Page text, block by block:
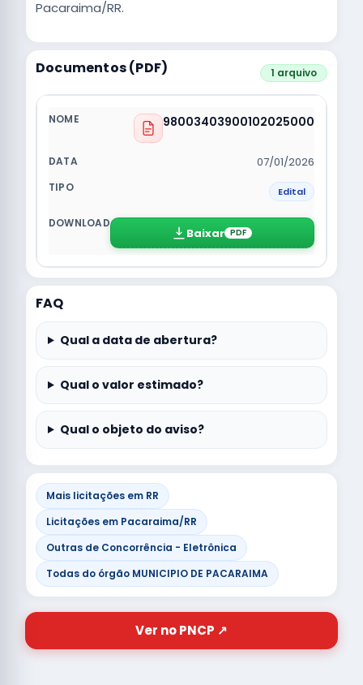
Pacaraima/RR.
Documentos (PDF) 1 arquivo
98003403900102025000
07/01/2026
Edital
Baixar PDF
FAQ
Qual a data de abertura?
Qual o valor estimado?
Qual o objeto do aviso?
Mais licitações em RR
Licitações em Pacaraima/RR
Outras de Concorrência - Eletrônica
Todas do órgão MUNICIPIO DE PACARAIMA
Ver no PNCP ↗